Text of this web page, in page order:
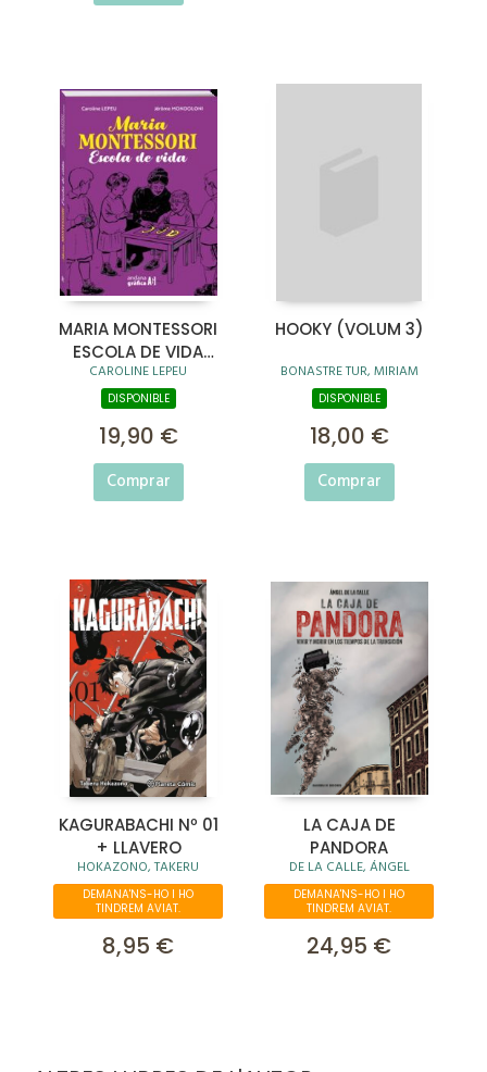
MARIA MONTESSORI
ESCOLA DE VIDA
(CAT)
CAROLINE LEPEU
DISPONIBLE
19,90 €
Comprar
HOOKY (VOLUM 3)
BONASTRE TUR, MIRIAM
DISPONIBLE
18,00 €
Comprar
KAGURABACHI Nº 01
+ LLAVERO
HOKAZONO, TAKERU
DEMANA'NS-HO I HO
TINDREM AVIAT.
8,95 €
LA CAJA DE
PANDORA
DE LA CALLE, ÁNGEL
DEMANA'NS-HO I HO
TINDREM AVIAT.
24,95 €